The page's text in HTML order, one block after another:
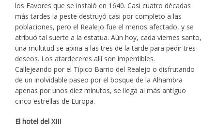
los Favores que se instaló en 1640. Casi cuatro décadas
más tardes la peste destruyó casi por completo a las
poblaciones, pero el Realejo fue el menos afectado, y se
atribuó tal suerte a la estatua. Aún hoy, cada viernes santo,
una multitud se apiña a las tres de la tarde para pedir tres
deseos. Los atardeceres allí son imperdibles.
Callejeando por el Típico Barrio del Realejo o disfrutando
de un inolvidable paseo por el bosque de la Alhambra
apenas por unos diez minutos, se llega al más antiguo
cinco estrellas de Europa.
El hotel del XIII